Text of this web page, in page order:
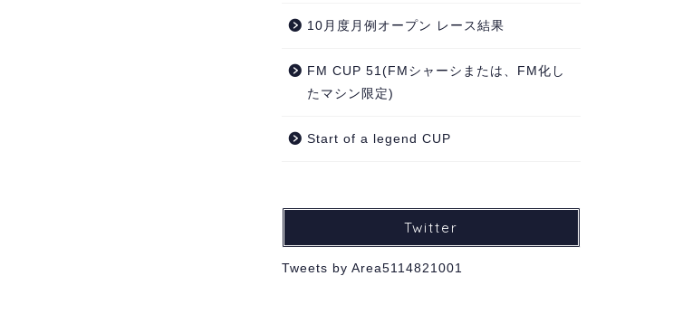
10月度月例オープン レース結果
FM CUP 51(FMシャーシまたは、FM化し
たマシン限定)
Start of a legend CUP
Twitter
Tweets by Area5114821001